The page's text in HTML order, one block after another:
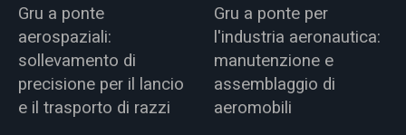
Gru a ponte
aerospaziali:
sollevamento di
precisione per il lancio
e il trasporto di razzi
Gru a ponte per
l'industria aeronautica:
manutenzione e
assemblaggio di
aeromobili